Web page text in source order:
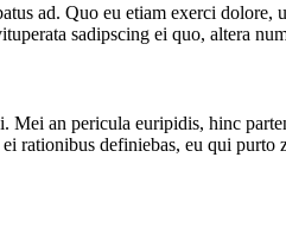
ad. Quo eu etiam exerci
sadipscing ei quo, altera
an pericula euripidis, hinc
rationibus definiebas, eu qui